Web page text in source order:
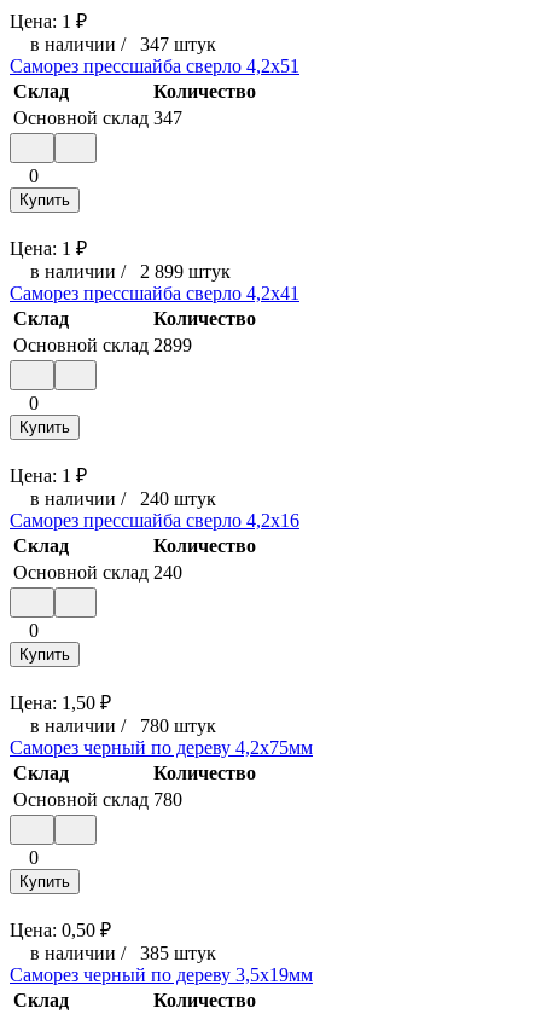
Цена: 1 ₽
в наличии / 347 штук
Саморез прессшайба сверло 4,2x51
Склад
Количество
Основной склад 347
0
Купить
Цена: 1 ₽
в наличии / 2 899 штук
Саморез прессшайба сверло 4,2x41
Склад
Количество
Основной склад 2899
0
Купить
Цена: 1 ₽
в наличии / 240 штук
Саморез прессшайба сверло 4,2x16
Склад
Количество
Основной склад 240
0
Купить
Цена: 1,50 ₽
в наличии / 780 штук
Саморез черный по дереву 4,2x75мм
Склад
Количество
Основной склад 780
0
Купить
Цена: 0,50 ₽
в наличии / 385 штук
Саморез черный по дереву 3,5x19мм
Склад
Количество